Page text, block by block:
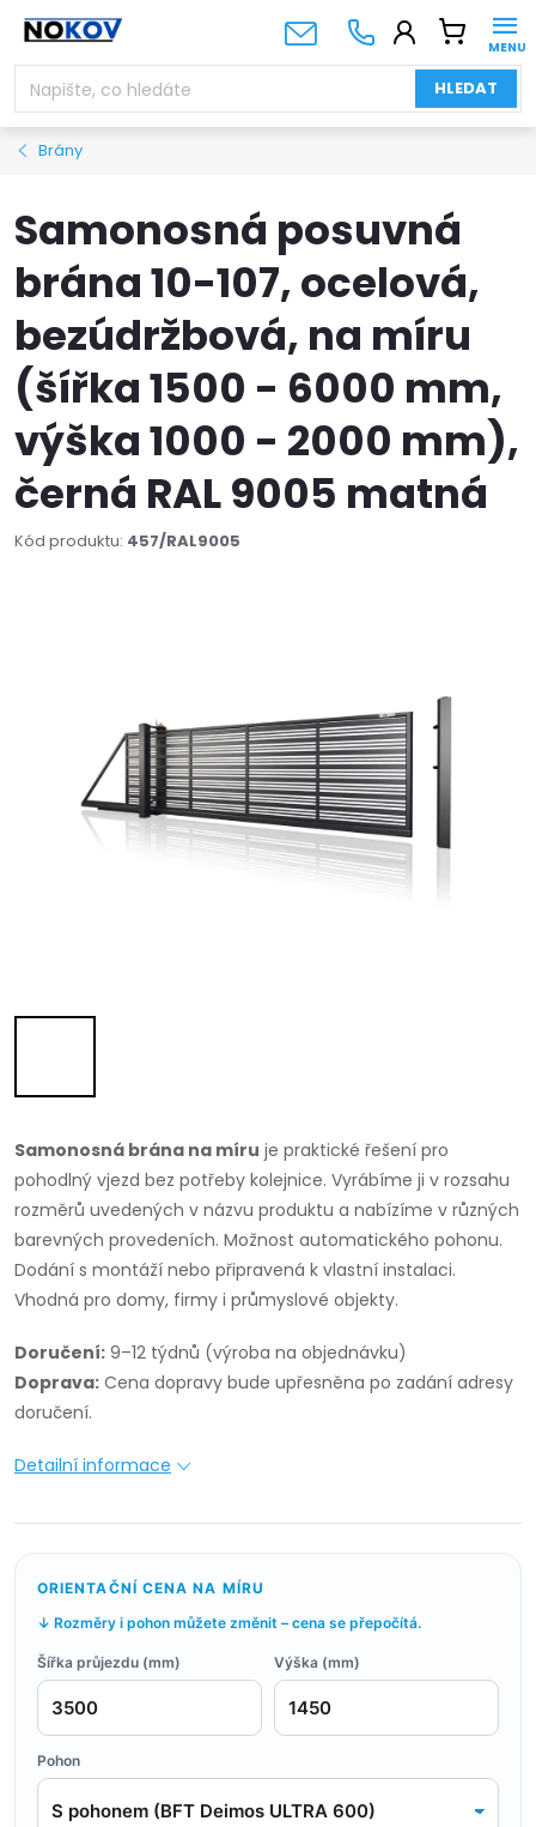
Přejít
obsah
HLEDAT
NÁKUPNÍ
KOŠÍK
Brány
Samonosná posuvná
brána 10-107, ocelová,
bezúdržbová, na míru
(šířka 1500 - 6000 mm,
výška 1000 - 2000 mm),
černá RAL 9005 matná
Kód produktu: 457/RAL9005
Samonosná brána na míru je praktické řešení pro
pohodlný vjezd bez potřeby kolejnice. Vyrábíme ji v rozsahu
rozměrů uvedených v názvu produktu a nabízíme v různých
barevných provedeních. Možnost automatického pohonu.
Dodání s montáží nebo připravená k vlastní instalaci.
Vhodná pro domy, firmy i průmyslové objekty.
Doručení: 9–12 týdnů (výroba na objednávku)
Doprava: Cena dopravy bude upřesněna po zadání adresy
doručení.
Detailní informace
ORIENTAČNÍ CENA NA MÍRU
↓ Rozměry i pohon můžete změnit – cena se přepočítá.
Šířka průjezdu (mm) Výška (mm)
Pohon